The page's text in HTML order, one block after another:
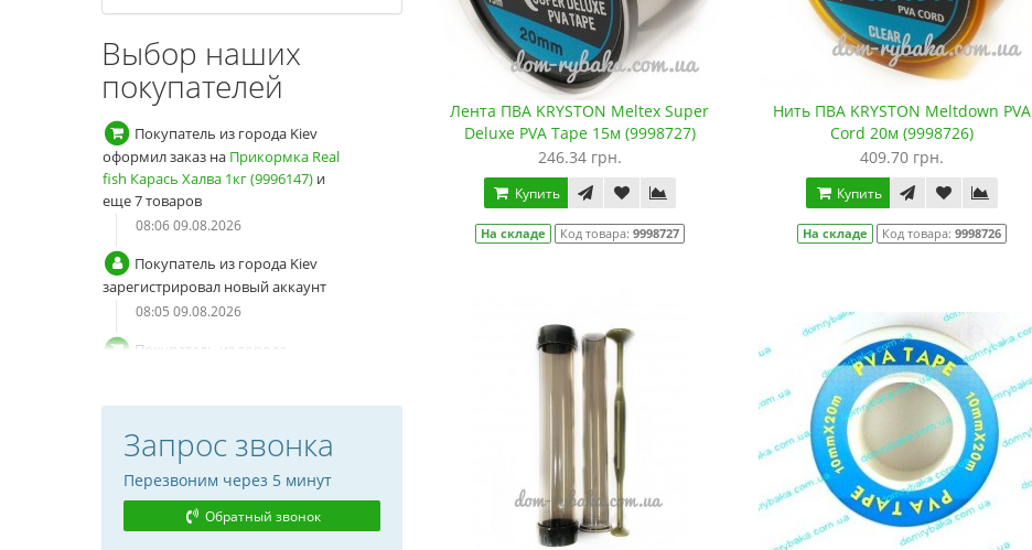
Выбор наших
покупателей
Покупатель из города Kiev
зарегистрировал новый аккаунт
08:05 09.08.2026
Покупатель из города
карбоновый цельный Solid
(9996053)и еще 3 товара
23:48 08.08.2026
Покупатель из города
Покупатель из города Велика
Березовиця оформил заказ на
Пенорезина Польский пенопласт
6х5мм миди 10шт (9996828)
Запрос звонка
Перезвоним через 5 минут
Обратный звонок
Лента ПВА KRYSTON Meltex Super
Deluxe PVA Tape 15м (9998727)
246.34 грн.
Купить
На складе Код товара: 9998727
Нить ПВА KRYSTON Meltdown PVA
Cord 20м (9998726)
409.70 грн.
Купить
На складе Код товара:9998726